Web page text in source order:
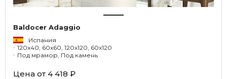
Baldocer Adaggio
Испания
120x40, 60x60, 120x120, 60x120
Под мрамор, Под камень
Цена от 4 418 ₽